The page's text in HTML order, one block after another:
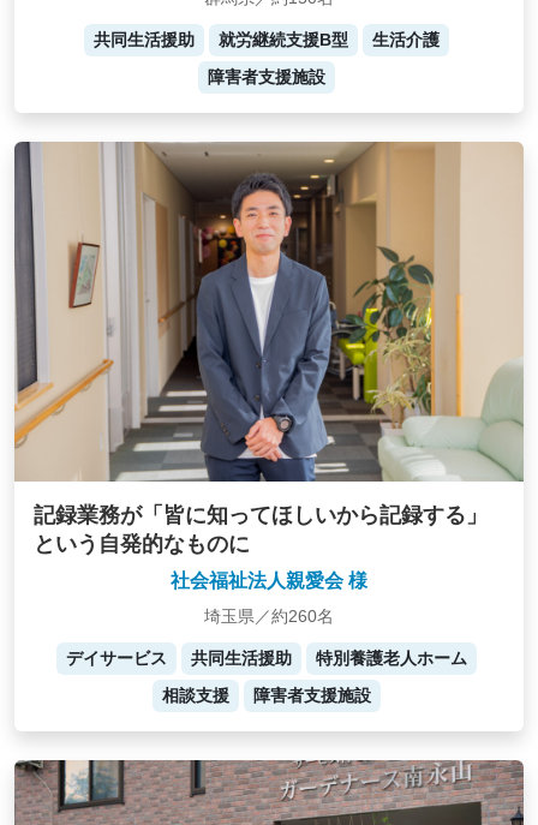
共同生活援助 就労継続支援B型
生活介護
障害者支援施設
記録業務が「皆に知ってほしいから記録する」
という自発的なものに
社会福祉法人親愛会 様
埼玉県／約260名
デイサービス 共同生活援助
特別養護老人ホーム
相談支援
障害者支援施設